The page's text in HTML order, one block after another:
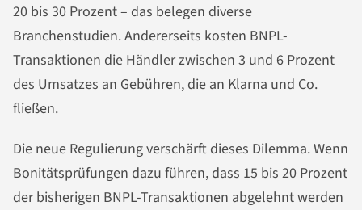
20 bis 30 Prozent – das belegen diverse
Branchenstudien. Andererseits kosten BNPL-
Transaktionen die Händler zwischen 3 und 6 Prozent
des Umsatzes an Gebühren, die an Klarna und Co.
fließen.
Die neue Regulierung verschärft dieses Dilemma. Wenn
Bonitätsprüfungen dazu führen, dass 15 bis 20 Prozent
der bisherigen BNPL-Transaktionen abgelehnt werden